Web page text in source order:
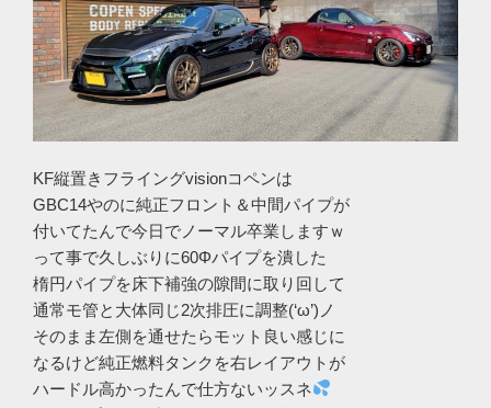
KF縦置きフライングvisionコペンは
GBC14やのに純正フロント＆中間パイプが
付いてたんで今日でノーマル卒業しますｗ
って事で久しぶりに60Φパイプを潰した
楕円パイプを床下補強の隙間に取り回して
通常モ管と大体同じ2次排圧に調整(‘ω’)ノ
そのまま左側を通せたらモット良い感じに
なるけど純正燃料タンクを右レイアウトが
ハードル高かったんで仕方ないッスネ